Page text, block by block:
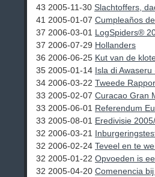
43 2005-11-30 Slachtoffers,
41 2005-01-07 Cumpleaños
37 2006-03-01 LogSpiders®
37 2006-07-29 Hollanders
36 2006-06-25 Kut van de
35 2005-01-14 Isla di
34 2006-03-22 Tweede
33 2005-02-07 Curacao Gran
33 2005-06-01 Referendum
33 2005-08-01 Eredivisie
32 2006-03-21
32 2006-02-24 Teveel en te
32 2005-01-22 Opvoeden is
32 2005-04-20 Comenencia